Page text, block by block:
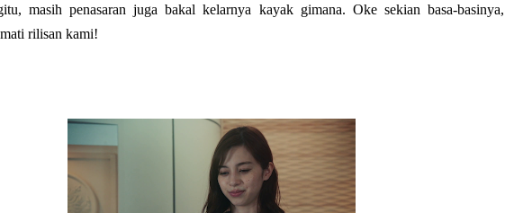
masih penasaran juga bakal kelarnya kayak gimana. Oke sekian basa-basinya,
rilisan kami!